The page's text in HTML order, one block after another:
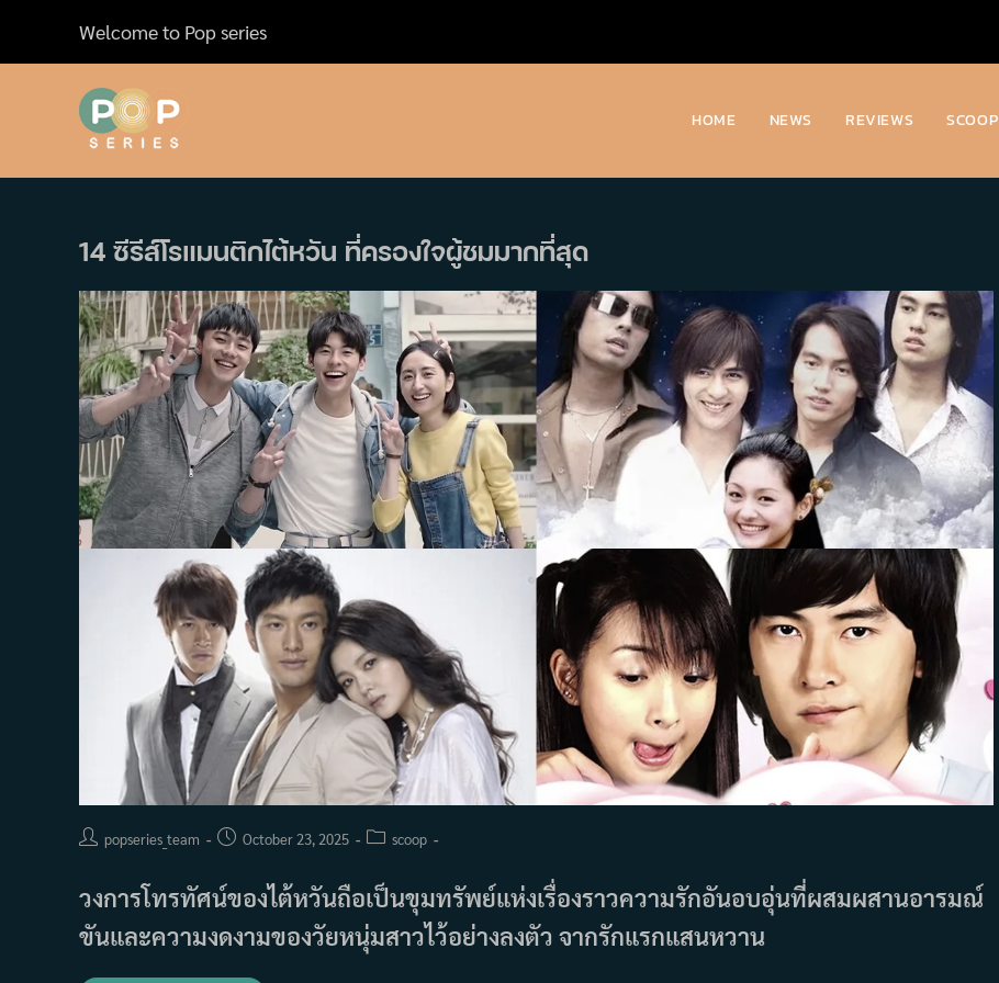
content
Welcome to Pop series
HOME NEWS REVIEWS SCOOP
14 ซีรีส์โรแมนติกไต้หวัน ที่ครองใจผู้ชมมากที่สุด
Postpopseries_team
PostOctober 23, 2025
Postscoop
วงการโทรทัศน์ของไต้หวันถือเป็นขุมทรัพย์แห่งเรื่องราวความรักอันอบอุ่นที่ผสมผสานอารมณ์
ขันและความงดงามของวัยหนุ่มสาวไว้อย่างลงตัว จากรักแรกแสนหวาน